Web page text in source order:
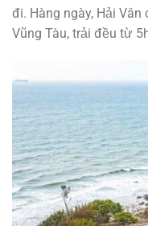
đi. Hàng ngày, Hải
Vũng Tàu, trải đều từ